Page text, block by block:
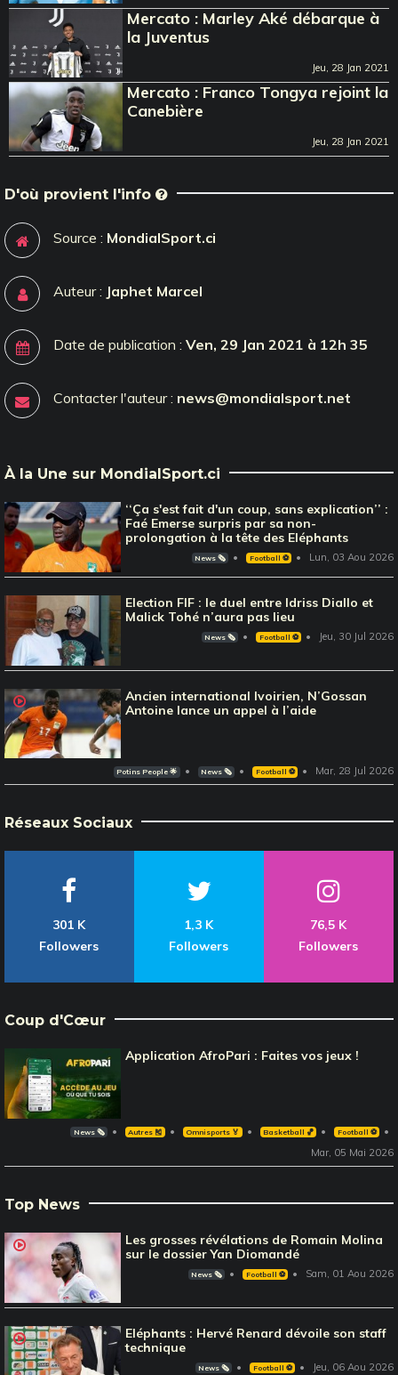
Mercato : Marley Aké débarque à
la Juventus
Jeu, 28 Jan 2021
Mercato : Franco Tongya rejoint la
Canebière
Jeu, 28 Jan 2021
D'où provient l'info
Source : MondialSport.ci
Auteur : Japhet Marcel
Date de publication : Ven, 29 Jan 2021 à 12h 35
Contacter l'auteur : news@mondialsport.net
À la Une sur MondialSport.ci
‘‘Ça s'est fait d'un coup, sans explication’’ :
Faé Emerse surpris par sa non-
prolongation à la tête des Eléphants
News 🗞️ Football ⚽️ Lun, 03 Aou 2026
Election FIF : le duel entre Idriss Diallo et
Malick Tohé n’aura pas lieu
News 🗞️ Football ⚽️ Jeu, 30 Jul 2026
Ancien international Ivoirien, N’Gossan
Antoine lance un appel à l’aide
Potins People 🌟 News 🗞️ Football ⚽️ Mar, 28 Jul 2026
Réseaux Sociaux
301 K
Followers
1,3 K
Followers
76,5 K
Followers
Coup d'Cœur
Application AfroPari : Faites vos jeux !
News 🗞️ Autres 🎽 Omnisports 🏅 Basketball 🏀 Football ⚽️
Mar, 05 Mai 2026
Top News
Les grosses révélations de Romain Molina
sur le dossier Yan Diomandé
News 🗞️ Football ⚽️ Sam, 01 Aou 2026
Eléphants : Hervé Renard dévoile son staff
technique
News 🗞️ Football ⚽️ Jeu, 06 Aou 2026